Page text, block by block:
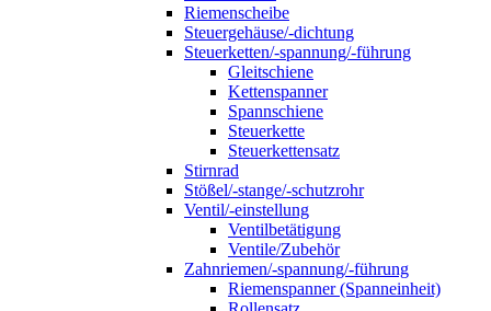
Riemenscheibe
Steuergehäuse/-dichtung
Steuerketten/-spannung/-führung
Gleitschiene
Kettenspanner
Spannschiene
Steuerkette
Steuerkettensatz
Stirnrad
Stößel/-stange/-schutzrohr
Ventil/-einstellung
Ventilbetätigung
Ventile/Zubehör
Zahnriemen/-spannung/-führung
Riemenspanner (Spanneinheit)